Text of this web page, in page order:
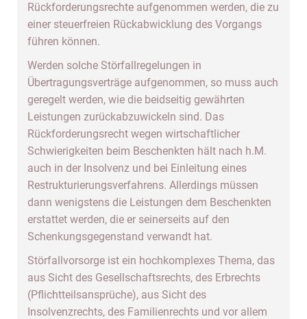
Rückforderungsrechte aufgenommen werden, die zu
einer steuerfreien Rückabwicklung des Vorgangs
führen können.
Werden solche Störfallregelungen in
Übertragungsverträge aufgenommen, so muss auch
geregelt werden, wie die beidseitig gewährten
Leistungen zurückabzuwickeln sind. Das
Rückforderungsrecht wegen wirtschaftlicher
Schwierigkeiten beim Beschenkten hält nach h.M.
auch in der Insolvenz und bei Einleitung eines
Restrukturierungsverfahrens. Allerdings müssen
dann wenigstens die Leistungen dem Beschenkten
erstattet werden, die er seinerseits auf den
Schenkungsgegenstand verwandt hat.
Störfallvorsorge ist ein hochkomplexes Thema, das
aus Sicht des Gesellschaftsrechts, des Erbrechts
(Pflichtteilsansprüche), aus Sicht des
Insolvenzrechts, des Familienrechts und vor allem